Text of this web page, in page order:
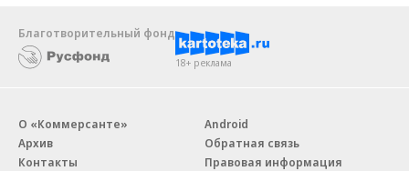
Благотворительный фонд
18+ реклама
О «Коммерсанте»
Архив
Контакты
Android
Обратная связь
Правовая информация